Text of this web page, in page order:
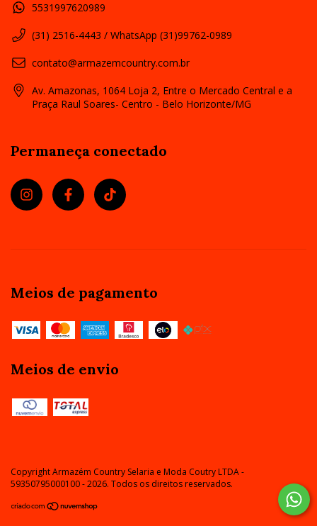
5531997620989
(31) 2516-4443 / WhatsApp (31)99762-0989
contato@armazemcountry.com.br
Av. Amazonas, 1064 Loja 2, Entre o Mercado Central e a
Praça Raul Soares- Centro - Belo Horizonte/MG
Permaneça conectado
Meios de pagamento
Meios de envio
Copyright Armazém Country Selaria e Moda Coutry LTDA -
59350795000100 - 2026. Todos os direitos reservados.